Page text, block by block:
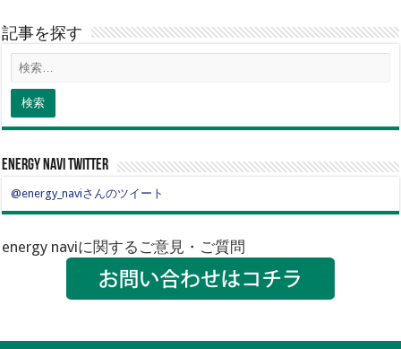
記事を探す
energy navi twitter
@energy_naviさんのツイート
energy naviに関するご意見・ご質問